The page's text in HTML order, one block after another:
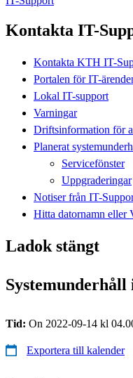
Kontakta IT-
Kontakta KTH IT-
Portalen för IT-
Lokal IT-support
Varningar
Driftsinformation för
Planerat
Servicefönster
Uppgraderingar
Notiser från IT-
Hitta datornamn eller
Ladok stängt
Tid: On 2022-09-14 kl
Exportera till kalender